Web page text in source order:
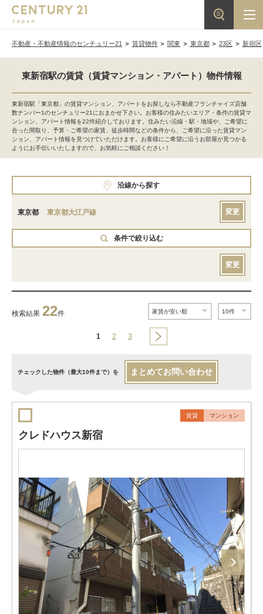
不動産・不動産情報のセンチュリー21 賃貸物件 関東 東京都 23区 新宿区
東新宿駅の賃貸（賃貸マンション・アパート）物件情報
東新宿駅「東京都」の賃貸マンション、アパートをお探しなら不動産フランチャイズ店舗
数ナンバー1のセンチュリー21におまかせ下さい。お客様の住みたいエリア・条件の賃貸マ
ンション、アパート情報を22件紹介しております。住みたい沿線・駅・地域や、ご希望に
合った間取り、予算・ご希望の家賃、徒歩時間などの条件から、ご希望に沿った賃貸マン
ション、アパート情報を見つけていただけます。お客様にご希望に沿うお部屋が見つかる
ようにお手伝いいたしますので、お気軽にご相談ください！
沿線から探す
東京都 東京都大江戸線 変更
条件で絞り込む
変更
検索結果 22件
1 2 3
チェックした物件（最大10件まで）を まとめてお問い合わせ
賃貸 マンション
クレドハウス新宿